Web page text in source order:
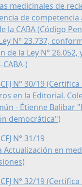
medicinales de
de competencia
la CABA (Código
N° 23.737,
de la Ley N° 26.052,
)
N° 30/19
en la Editorial.
- Étienne Balibar
democrática")
N° 31/19
Actualización en
N° 32/19